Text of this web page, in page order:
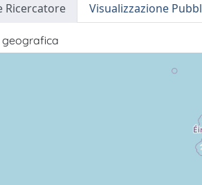
Ricercatore Visualizzazione
geografica